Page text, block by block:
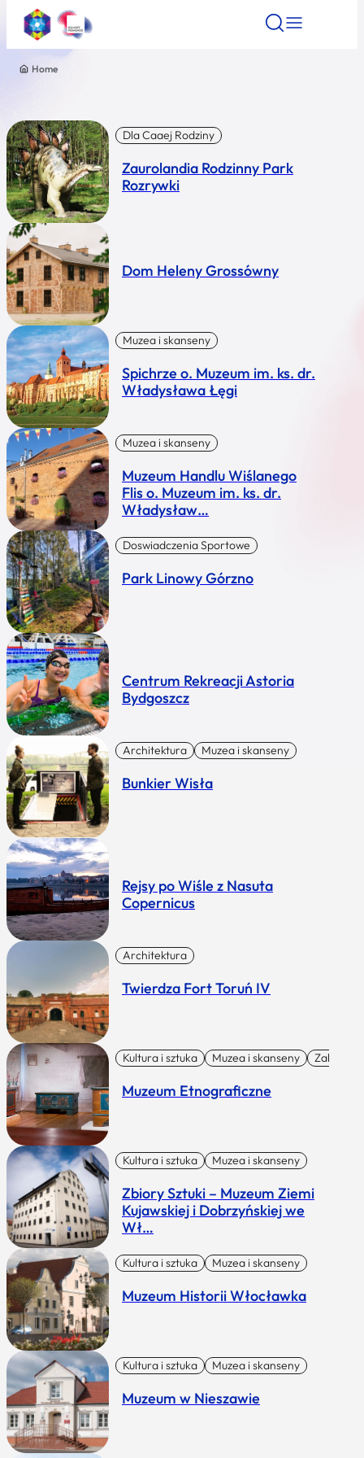
Nazwa atrakcji
Miasto
Kategoria
Home
Dla Caaej Rodziny
Zaurolandia Rodzinny Park
Rozrywki
Dom Heleny Grossówny
Muzea i skanseny
Spichrze o. Muzeum im. ks. dr.
Władysława Łęgi
Muzea i skanseny
Muzeum Handlu Wiślanego
Flis o. Muzeum im. ks. dr.
Władysław…
Doswiadczenia Sportowe
Park Linowy Górzno
Centrum Rekreacji Astoria
Bydgoszcz
Architektura Muzea i skanseny
Bunkier Wisła
Rejsy po Wiśle z Nasuta
Copernicus
Architektura
Twierdza Fort Toruń IV
Kultura i sztuka Muzea i skanseny Zabytki I
Muzeum Etnograficzne
Kultura i sztuka Muzea i skanseny
Zbiory Sztuki – Muzeum Ziemi
Kujawskiej i Dobrzyńskiej we
Wł…
Kultura i sztuka Muzea i skanseny
Muzeum Historii Włocławka
Kultura i sztuka Muzea i skanseny
Muzeum w Nieszawie